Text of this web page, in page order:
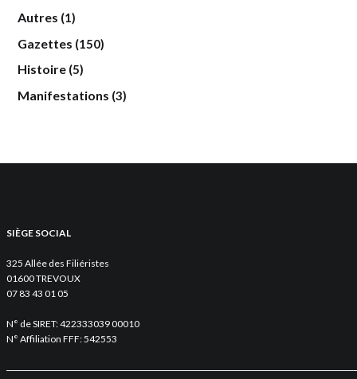
Autres (1)
Gazettes (150)
Histoire (5)
Manifestations (3)
SIÈGE SOCIAL
325 Allée des Filiéristes
01600 TREVOUX
07 83 43 01 05
N° de SIRET: 422333039 00010
N° Affiliation FFF: 542553